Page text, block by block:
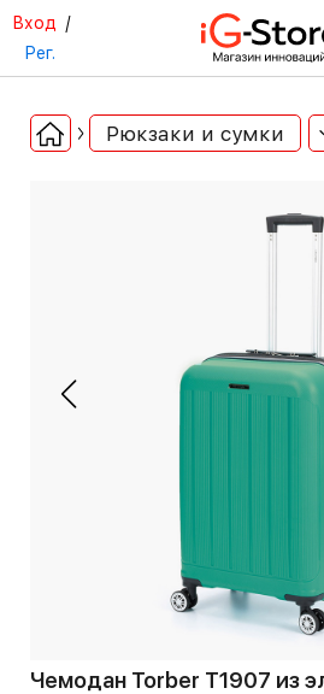
Вход /
Рег.
Рюкзаки и сумки
Чемодан Torber T1907 из